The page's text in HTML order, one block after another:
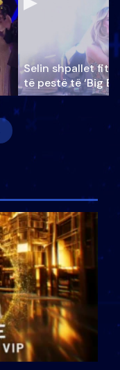
Selin shpallet
të pestë të ‘Big